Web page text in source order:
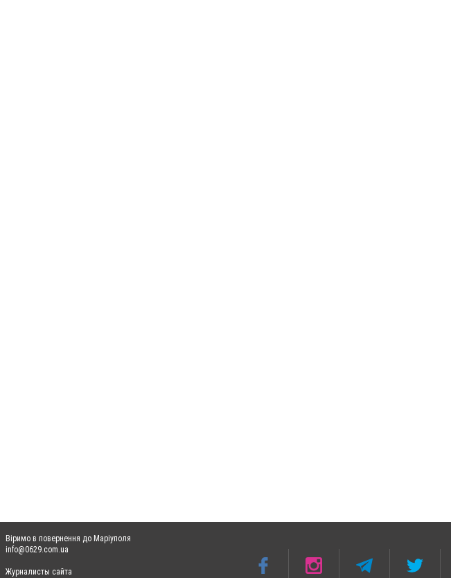
Віримо в повернення до Маріуполя
info@0629.com.ua
Журналисты сайта